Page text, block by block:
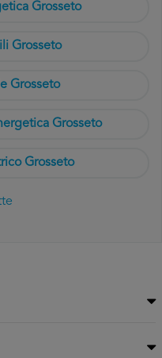
Grosseto
Grosseto
Grosseto
Grosseto
Grosseto